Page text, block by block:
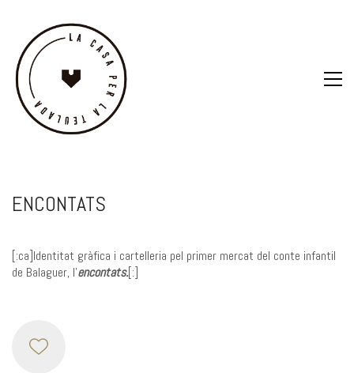
ENCONTATS
[:ca]Identitat gràfica i cartelleria pel primer mercat del conte infantil
de Balaguer, l’encontats.[:]